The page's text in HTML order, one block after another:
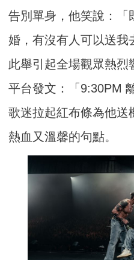
告別單身，他笑說：「
婚，有沒有人可以送我
此舉引起全場觀眾熱烈
平台發文：「9:30PM
歌迷拉起紅布條為他送
熱血又溫馨的句點。